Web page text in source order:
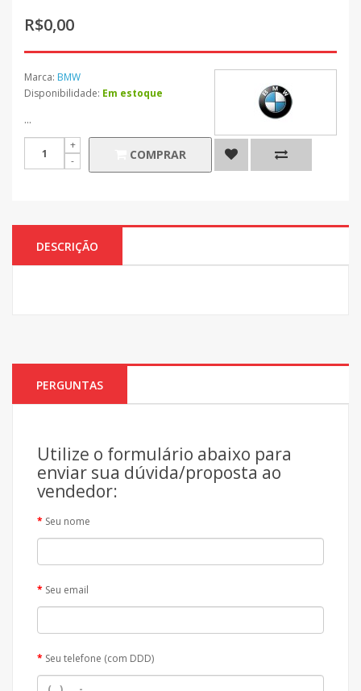
R$0,00
Marca: BMW
Disponibilidade: Em estoque
...
COMPRAR
DESCRIÇÃO
PERGUNTAS
Utilize o formulário abaixo para
enviar sua dúvida/proposta ao
vendedor:
Seu nome
Seu email
Seu telefone (com DDD)